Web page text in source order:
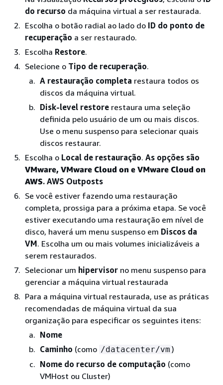
do recurso da máquina virtual a ser restaurada.
Escolha o botão radial ao lado do ID do ponto de
recuperação a ser restaurado.
Escolha Restore.
Selecione o Tipo de recuperação.
A restauração completa restaura todos os
discos da máquina virtual.
Disk-level restore restaura uma seleção
definida pelo usuário de um ou mais discos.
Use o menu suspenso para selecionar quais
discos restaurar.
Escolha o Local de restauração. As opções são
VMware, VMware Cloud on e VMware Cloud on
AWS. AWS Outposts
Se você estiver fazendo uma restauração
completa, prossiga para a próxima etapa. Se você
estiver executando uma restauração em nível de
disco, haverá um menu suspenso em Discos da
VM. Escolha um ou mais volumes inicializáveis a
serem restaurados.
Selecionar um hipervisor no menu suspenso para
gerenciar a máquina virtual restaurada
Para a máquina virtual restaurada, use as práticas
recomendadas de máquina virtual da sua
organização para especificar os seguintes itens:
Nome
Caminho (como /datacenter/vm )
Nome do recurso de computação (como
VMHost ou Cluster)